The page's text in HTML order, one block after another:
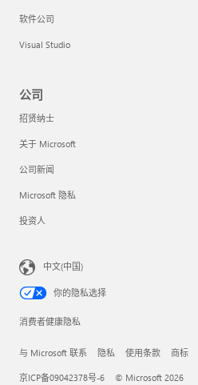
软件公司
Visual Studio
公司
招贤纳士
关于 Microsoft
公司新闻
Microsoft 隐私
投资人
中文(中国)
你的隐私选择
消费者健康隐私
与 Microsoft 联系 隐私 使用条款 商标
京ICP备09042378号-6 © Microsoft 2026